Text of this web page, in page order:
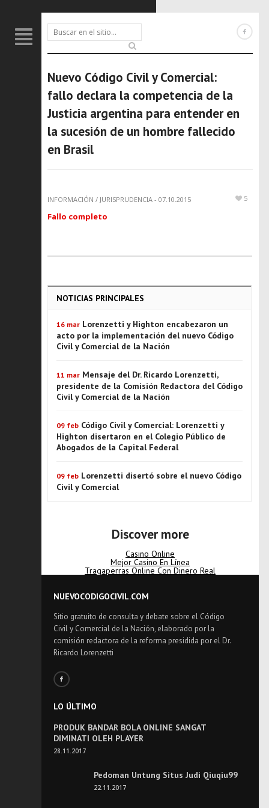
Nuevo Código Civil y Comercial:
fallo declara la competencia de la
Justicia argentina para entender en
la sucesión de un hombre fallecido
en Brasil
INFORMACIÓN / JURISPRUDENCIA - 07.10.2015 5
Fallo completo
NOTICIAS PRINCIPALES
16 mar Lorenzetti y Highton encabezaron un
acto por la implementación del nuevo Código
Civil y Comercial de la Nación
11 mar Mensaje del Dr. Ricardo Lorenzetti,
presidente de la Comisión Redactora del Código
Civil y Comercial de la Nación
09 feb Código Civil y Comercial: Lorenzetti y
Highton disertaron en el Colegio Público de
Abogados de la Capital Federal
09 feb Lorenzetti disertó sobre el nuevo Código
Civil y Comercial
Discover more
Casino Online
Mejor Casino En Línea
Tragaperras Online Con Dinero Real
NUEVOCODIGOCIVIL.COM
Sitio gratuito de consulta y debate sobre el Código
Civil y Comercial de la Nación, elaborado por la
comisión redactora de la reforma presidida por el Dr.
Ricardo Lorenzetti
LO ÚLTIMO
PRODUK BANDAR BOLA ONLINE SANGAT
DIMINATI OLEH PLAYER
28.11.2017
Pedoman Untung Situs Judi Qiuqiu99
22.11.2017